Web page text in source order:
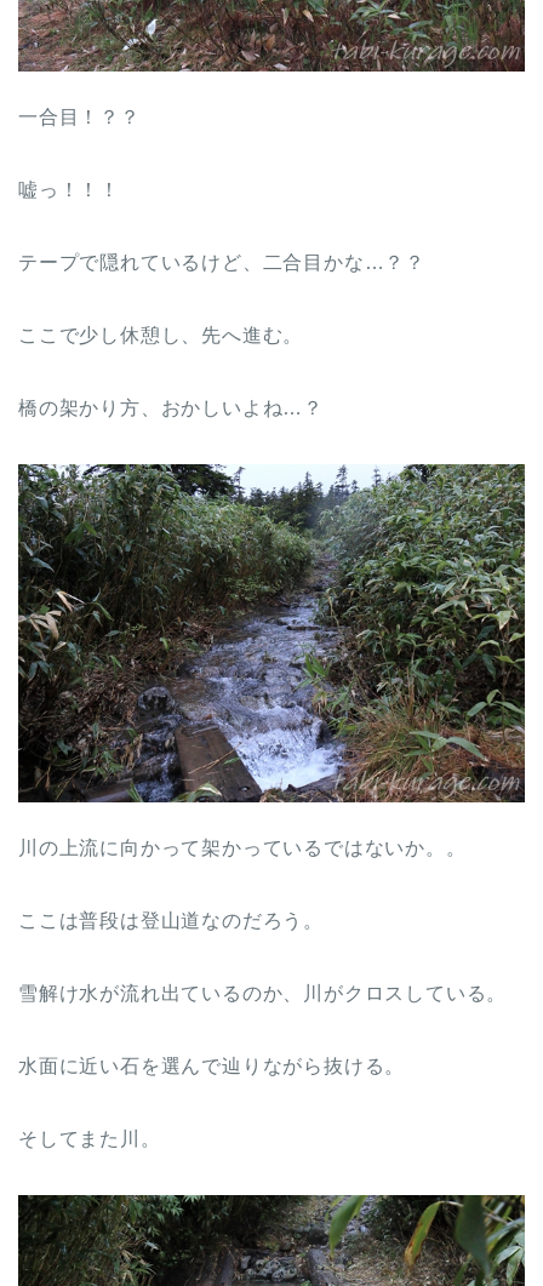
一合目！？？
嘘っ！！！
テープで隠れているけど、二合目かな…？？
ここで少し休憩し、先へ進む。
橋の架かり方、おかしいよね…？
川の上流に向かって架かっているではないか。。
ここは普段は登山道なのだろう。
雪解け水が流れ出ているのか、川がクロスしている。
水面に近い石を選んで辿りながら抜ける。
そしてまた川。